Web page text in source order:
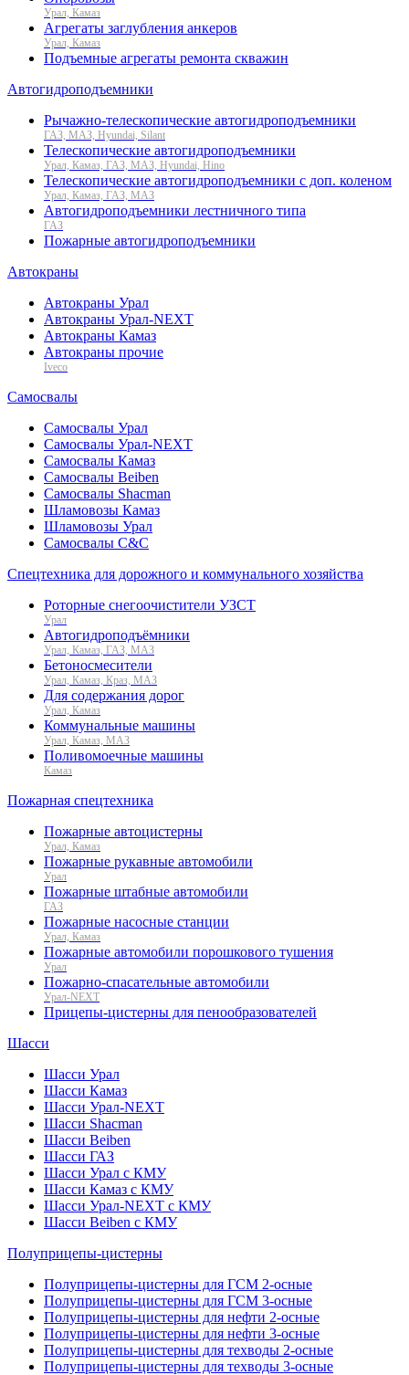
Урал, Камаз
Агрегаты заглубления анкеров
Урал, Камаз
Подъемные агрегаты ремонта скважин
Автогидроподъемники
Рычажно-телескопические автогидроподъемники
ГАЗ, МАЗ, Hyundai, Silant
Телескопические автогидроподъемники
Урал, Камаз, ГАЗ, МАЗ, Hyundai, Hino
Телескопические автогидроподъемники с доп. коленом
Урал, Камаз, ГАЗ, МАЗ
Автогидроподъемники лестничного типа
ГАЗ
Пожарные автогидроподъемники
Автокраны
Автокраны Урал
Автокраны Урал-NEXT
Автокраны Камаз
Автокраны прочие
Iveco
Самосвалы
Самосвалы Урал
Самосвалы Урал-NEXT
Самосвалы Камаз
Самосвалы Beiben
Самосвалы Shacman
Шламовозы Камаз
Шламовозы Урал
Самосвалы C&C
Спецтехника для дорожного и коммунального хозяйства
Роторные снегоочистители УЗСТ
Урал
Автогидроподъёмники
Урал, Камаз, ГАЗ, МАЗ
Бетоносмесители
Урал, Камаз, Краз, МАЗ
Для содержания дорог
Урал, Камаз
Коммунальные машины
Урал, Камаз, МАЗ
Поливомоечные машины
Камаз
Пожарная спецтехника
Пожарные автоцистерны
Урал, Камаз
Пожарные рукавные автомобили
Урал
Пожарные штабные автомобили
ГАЗ
Пожарные насосные станции
Урал, Камаз
Пожарные автомобили порошкового тушения
Урал
Пожарно-спасательные автомобили
Урал-NEXT
Прицепы-цистерны для пенообразователей
Шасси
Шасси Урал
Шасси Камаз
Шасси Урал-NEXT
Шасси Shacman
Шасси Beiben
Шасси ГАЗ
Шасси Урал с КМУ
Шасси Камаз с КМУ
Шасси Урал-NEXT с КМУ
Шасси Beiben с КМУ
Полуприцепы-цистерны
Полуприцепы-цистерны для ГСМ 2-осные
Полуприцепы-цистерны для ГСМ 3-осные
Полуприцепы-цистерны для нефти 2-осные
Полуприцепы-цистерны для нефти 3-осные
Полуприцепы-цистерны для техводы 2-осные
Полуприцепы-цистерны для техводы 3-осные